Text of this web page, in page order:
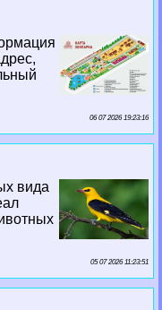
06 07 2026 19:23:16
вида
05 07 2026 11:23:51